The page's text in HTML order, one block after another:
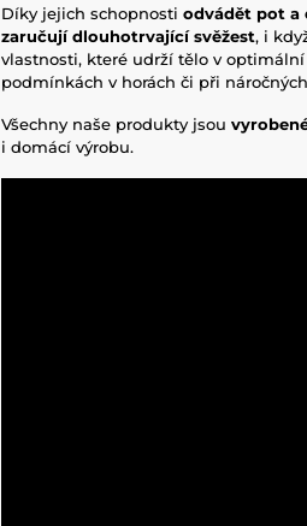
Díky jejich schopnosti odvádět pot a
zaručují dlouhotrvající svěžest, i
vlastnosti, které udrží tělo v
podmínkách v horách či při
Všechny naše produkty jsou
i domácí výrobu.